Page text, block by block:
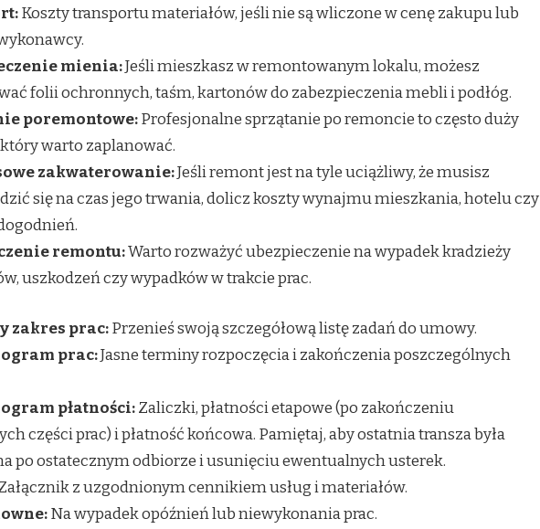
Koszty transportu materiałów, jeśli nie są wliczone w cenę zakupu lub
mienia:Jeśli mieszkasz w remontowanym lokalu, możesz
folii ochronnych, taśm, kartonów do zabezpieczenia mebli i podłóg.
poremontowe:Profesjonalne sprzątanie po remoncie to często duży
warto zaplanować.
zakwaterowanie:Jeśli remont jest na tyle uciążliwy, że musisz
się na czas jego trwania, dolicz koszty wynajmu mieszkania, hotelu czy
remontu:Warto rozważyć ubezpieczenie na wypadek kradzieży
uszkodzeń czy wypadków w trakcie prac.
zakres prac:Przenieś swoją szczegółową listę zadań do umowy.
prac:Jasne terminy rozpoczęcia i zakończenia poszczególnych
płatności:Zaliczki, płatności etapowe (po zakończeniu
części prac) i płatność końcowa. Pamiętaj, aby ostatnia transza była
po ostatecznym odbiorze i usunięciu ewentualnych usterek.
z uzgodnionym cennikiem usług i materiałów.
Na wypadek opóźnień lub niewykonania prac.